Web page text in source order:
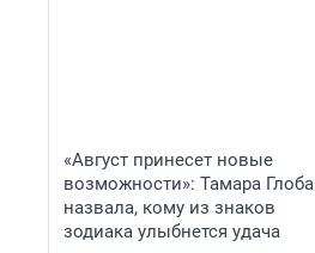
«Август принесет новые
возможности»: Тамара Глоба
назвала, кому из знаков
зодиака улыбнется удача